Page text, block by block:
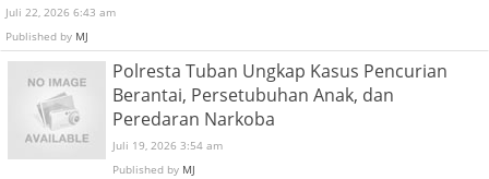
Juli 22, 2026 6:43 am
Published by MJ
Polresta Tuban Ungkap Kasus Pencurian
Berantai, Persetubuhan Anak, dan
Peredaran Narkoba
Juli 19, 2026 3:54 am
Published by MJ